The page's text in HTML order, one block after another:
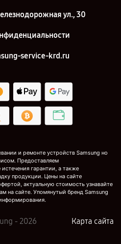
ул., 30
service-krd.ru
и ремонте устройств Samsung но
Предоставляем
гарантии, а также
продукции. Цены на сайте
актуальную стоимость узнавайте
на сайте. Упомянутый бренд Samsung
- 2026 Карта сайта